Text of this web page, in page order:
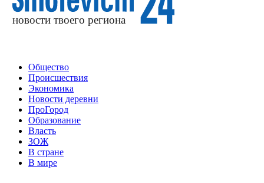
Общество
Происшествия
Экономика
Новости деревни
ПроГород
Образование
Власть
ЗОЖ
В стране
В мире